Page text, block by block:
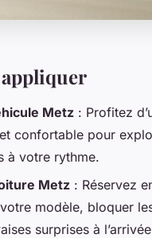
Metz : Profitez
confortable pour
à votre rythme.
Metz : Réservez
modèle, bloquer
surprises à